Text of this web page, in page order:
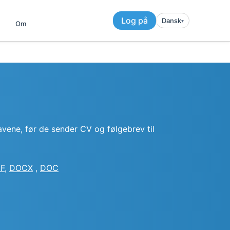
Om Log på Dansk▾︎
før de sender CV og følgebrev til
, DOCX , DOC